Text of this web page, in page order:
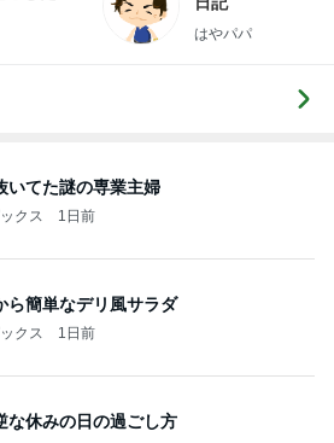
はやパパ
いてた謎の専業主婦
クス 1日前
ら簡単なデリ風サラダ
クス 1日前
な休みの日の過ごし方